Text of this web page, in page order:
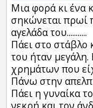
Μια φορά κι ένα
σηκώνεται πρωί
αγελάδα του...........
Πάει στο στάβλο
του ήταν
χρημάτων που
Πάνω στην
Πάει η γυναίκα
νεκρή και τον